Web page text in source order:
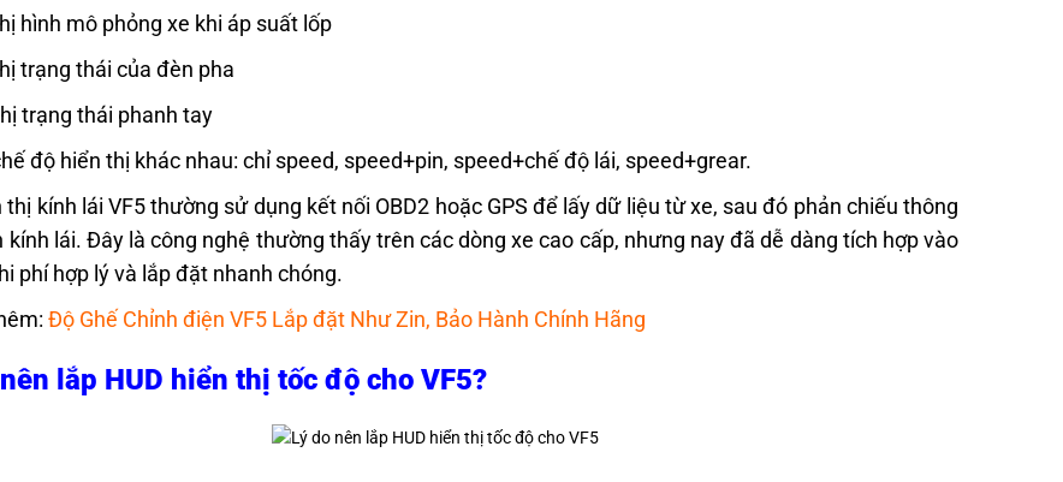
hình mô phỏng xe khi áp suất lốp
trạng thái của đèn pha
trạng thái phanh tay
độ hiển thị khác nhau: chỉ speed, speed+pin, speed+chế độ lái, speed+grear.
thị kính lái VF5 thường sử dụng kết nối OBD2 hoặc GPS để lấy dữ liệu từ xe, sau đó phản chiếu thông
kính lái. Đây là công nghệ thường thấy trên các dòng xe cao cấp, nhưng nay đã dễ dàng tích hợp vào
phí hợp lý và lắp đặt nhanh chóng.
Độ Ghế Chỉnh điện VF5 Lắp đặt Như Zin, Bảo Hành Chính Hãng
lắp HUD hiển thị tốc độ cho VF5?